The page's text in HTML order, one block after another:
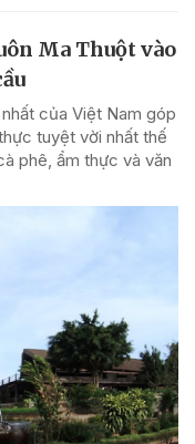
Ma Thuột vào
của Việt Nam góp
tuyệt vời nhất thế
phê, ẩm thực và văn